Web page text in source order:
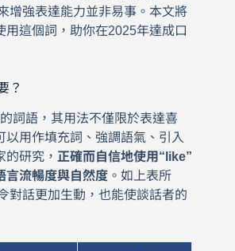
增強表達能力並非易事。本文將
用這個詞，助你在2025年達成口
？
詞語，其用法不僅限於表達喜
以用作填充詞、強調語氣、引入
的研究， 正確而自信地使用“like”
言流暢度與自然度 。如上表所
對話更加生動，也能使談話者的